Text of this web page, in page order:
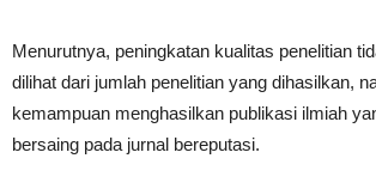
Menurutnya, peningkatan kualitas penelitian
dilihat dari jumlah penelitian yang dihasilkan,
kemampuan menghasilkan publikasi ilmiah
bersaing pada jurnal bereputasi.